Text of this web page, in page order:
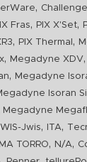
, Challenge
Fras, PIX X'Set,
, PIX Thermal ,
, Megadyne XDV,
, Megadyne
Isoran
Megadyne
IWIS-Jwis, ITA,
TORRO, N/A,